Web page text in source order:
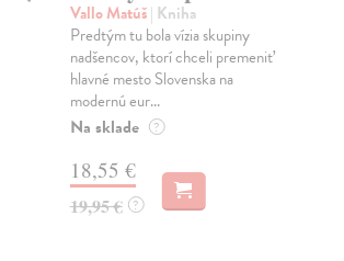
Vallo Matúš| Kniha
Predtým tu bola vízia skupiny
nadšencov, ktorí chceli premeniť
hlavné mesto Slovenska na
modernú eur...
Na sklade ?
18,55 €
19,95 € ?